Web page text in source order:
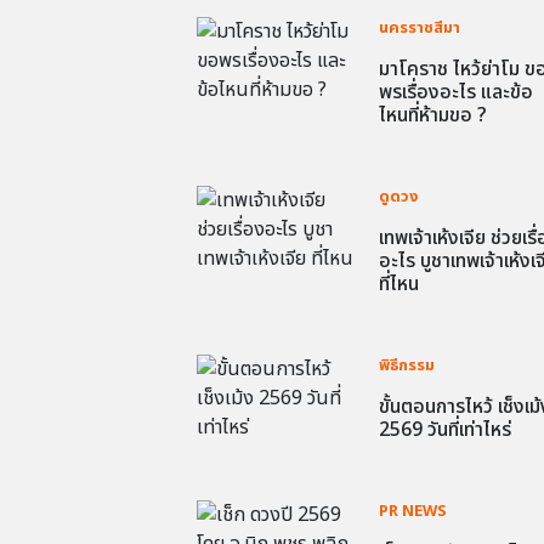
นครราชสีมา
มาโคราช ไหว้ย่าโม ข
พรเรื่องอะไร และข้อ
ไหนที่ห้ามขอ ?
ดูดวง
เทพเจ้าเห้งเจีย ช่วยเ
อะไร บูชาเทพเจ้าเห้งเ
ที่ไหน
พิธีกรรม
ขั้นตอนการไหว้ เช็งเ
2569 วันที่เท่าไหร่
PR NEWS